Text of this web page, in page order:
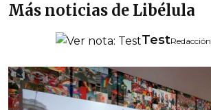
Más noticias de Libélula
TestRedacción